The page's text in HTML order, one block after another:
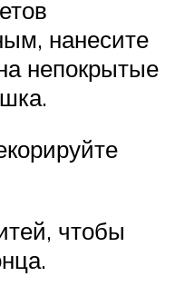
нанесите
непокрытые
чтобы